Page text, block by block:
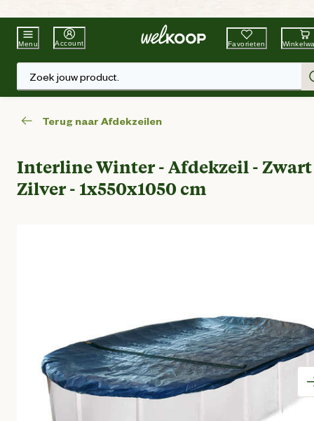
Beste WinkelketenTuin & Dier
Menu Account Favorieten
Zoek jouw product.
Terug naar Afdekzeilen
Interline Winter - Afdekzeil -
Zilver - 1x550x1050 cm